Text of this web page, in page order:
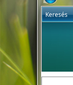
Keresés